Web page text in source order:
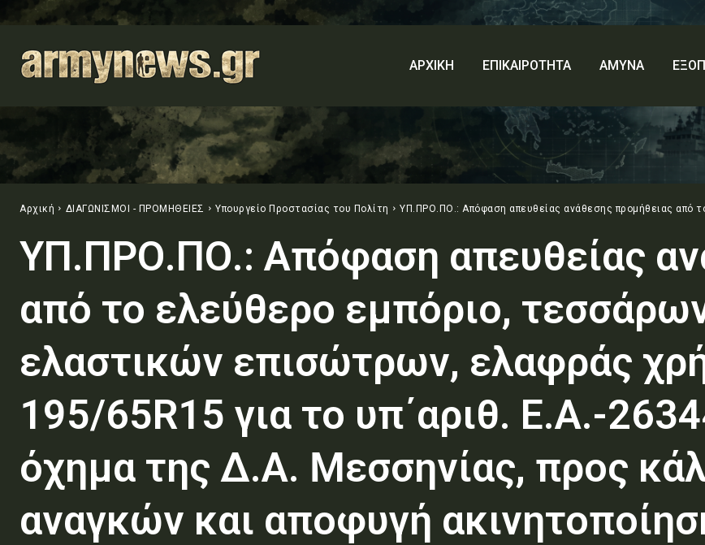
ΑΡΧΙΚΗ ΕΠΙΚΑΙΡΟΤΗΤΑ ΑΜΥΝΑ
Αρχική ΔΙΑΓΩΝΙΣΜΟΙ - ΠΡΟΜΗΘΕΙΕΣ Υπουργείο Προστασίας του Πολίτη ΥΠ.ΠΡΟ.ΠΟ.: Απόφαση απευθείας ανάθεσης προμήθειας από
ΥΠ.ΠΡΟ.ΠΟ.: Απόφαση απευθείας
από το ελεύθερο εμπόριο,
ελαστικών επισώτρων, ελαφράς
195/65R15 για το υπ΄αριθ. E.A.-
όχημα της Δ.Α. Μεσσηνίας, προς
αναγκών και αποφυγή